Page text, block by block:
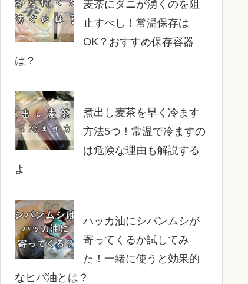
麦茶にダニが湧くのを阻
止すべし！常温保存は
OK？おすすめ保存容器
は？
煮出し麦茶を早く冷ます
方法5つ！常温で冷ますの
は危険な理由も解説する
よ
ハッカ油にシバンムシが
寄ってくるか試してみ
た！一緒に使うと効果的
なヒバ油とは？